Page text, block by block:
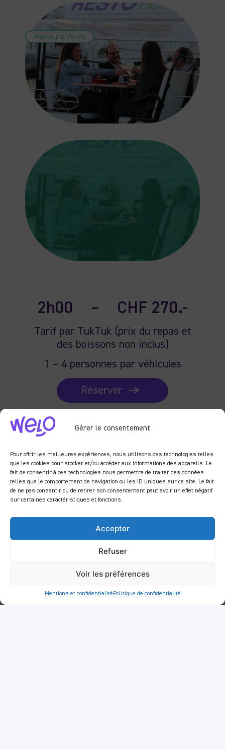
Gérer le consentement
Pour offrir les meilleures expériences, nous utilisons des technologies telles
que les cookies pour stocker et/ou accéder aux informations des appareils. Le
fait de consentir à ces technologies nous permettra de traiter des données
telles que le comportement de navigation ou les ID uniques sur ce site. Le fait
de ne pas consentir ou de retirer son consentement peut avoir un effet négatif
sur certaines caractéristiques et fonctions.
Accepter
Refuser
Voir les préférences
Mentions et confidentialité Politique de confidentialité
Meilleure vente
2h00 – CHF 270.-
Tarif par TukTuk (prix du repas et
des boissons non inclus)
1 – 4 personnes par véhicules
Réserver